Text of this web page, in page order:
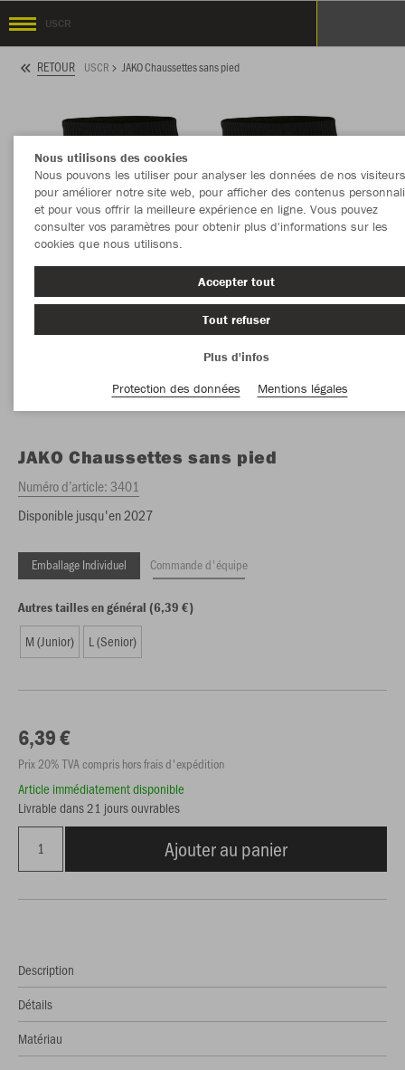
USCR
RETOUR USCR JAKO Chaussettes sans pied
JAKO Chaussettes sans pied
Numéro d’article:3401
Disponible jusqu'en 2027
Emballage Individuel Commande d'équipe
Autres tailles en général (6,39 €)
M (Junior) L (Senior)
6,39 €
Prix 20% TVA compris hors frais d'expédition
Article immédiatement disponible
Livrable dans 21 jours ouvrables
Ajouter au panier
Description
Détails
Matériau
Nous utilisons des cookies
Nous pouvons les utiliser pour analyser les données de nos
pour améliorer notre site web, pour afficher des contenus
et pour vous offrir la meilleure expérience en ligne. Vous pouvez
consulter vos paramètres pour obtenir plus d'informations sur les
cookies que nous utilisons.
Accepter tout
Tout refuser
Plus d'infos
Protection des données
Mentions légales